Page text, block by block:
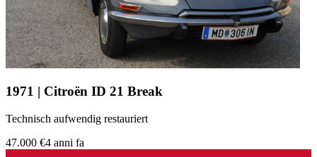
1971 | Citroën ID 21 Break
Technisch aufwendig restauriert
47.000 €4 anni fa